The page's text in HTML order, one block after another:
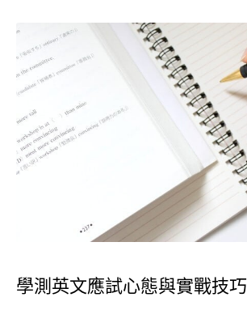
學測英文應試心態與實戰技巧